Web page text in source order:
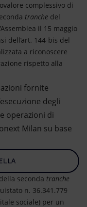
complessivo di
tranche del
il 15 maggio
dell’art. 144-bis del
a riconoscere
rispetto alla
fornite
degli
operazioni di
Milan su base
seconda tranche
n. 36.341.779
sociale) per un